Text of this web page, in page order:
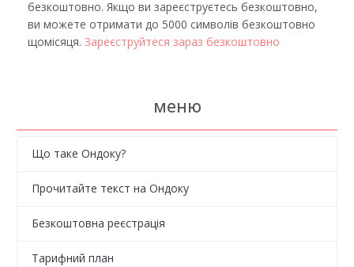
безкоштовно. Якщо ви зареєструєтесь безкоштовно,
ви можете отримати до 5000 символів безкоштовно
щомісяця. Зареєструйтеся зараз безкоштовно
меню
Що таке Ондоку?
Прочитайте текст на Ондоку
Безкоштовна реєстрація
Тарифний план